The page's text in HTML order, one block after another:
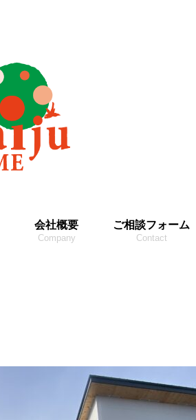
会社概要
Company
ご相談フォーム
Contact